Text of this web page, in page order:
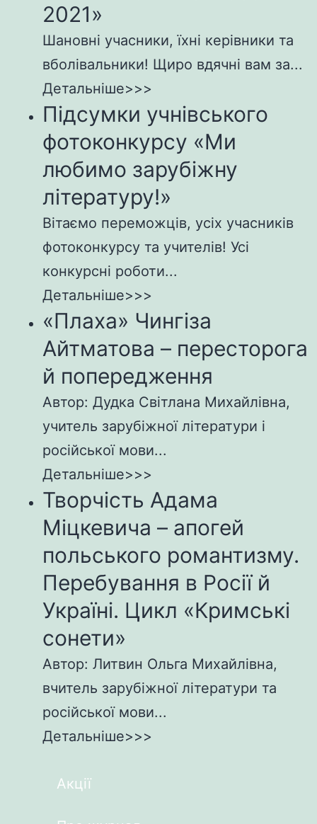
2021»
Шановні учасники, їхні керівники та
вболівальники! Щиро вдячні вам за...
Детальніше>>>
Підсумки учнівського
фотоконкурсу «Ми
любимо зарубіжну
літературу!»
Вітаємо переможців, усіх учасників
фотоконкурсу та учителів! Усі
конкурсні роботи...
Детальніше>>>
«Плаха» Чингіза
Айтматова – пересторога
й попередження
Автор: Дудка Світлана Михайлівна,
учитель зарубіжної літератури і
російської мови...
Детальніше>>>
Творчість Адама
Міцкевича – апогей
польського романтизму.
Перебування в Росії й
Україні. Цикл «Кримські
сонети»
Автор: Литвин Ольга Михайлівна,
вчитель зарубіжної літератури та
російської мови...
Детальніше>>>
Акції